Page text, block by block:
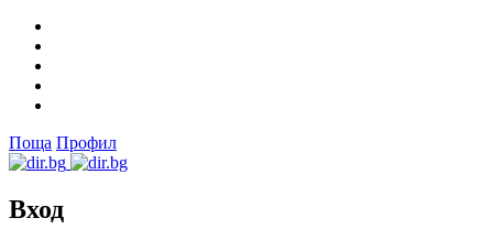
Поща Профил
Вход